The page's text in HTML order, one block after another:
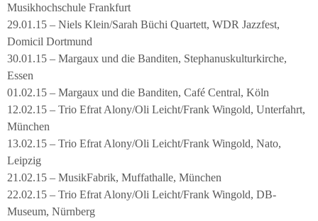
Musikhochschule Frankfurt
29.01.15 – Niels Klein/Sarah Büchi Quartett, WDR Jazzfest,
Domicil Dortmund
30.01.15 – Margaux und die Banditen, Stephanuskulturkirche,
Essen
01.02.15 – Margaux und die Banditen, Café Central, Köln
12.02.15 – Trio Efrat Alony/Oli Leicht/Frank Wingold, Unterfahrt,
München
13.02.15 – Trio Efrat Alony/Oli Leicht/Frank Wingold, Nato,
Leipzig
21.02.15 – MusikFabrik, Muffathalle, München
22.02.15 – Trio Efrat Alony/Oli Leicht/Frank Wingold, DB-
Museum, Nürnberg